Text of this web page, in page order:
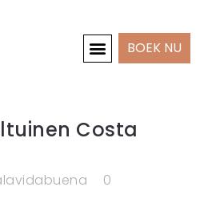
BOEK NU
Costa
0